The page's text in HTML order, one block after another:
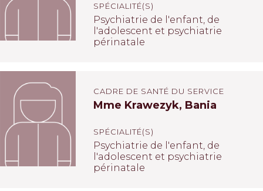
SPÉCIALITÉ(S)
Psychiatrie de l'enfant, de
l'adolescent et psychiatrie
périnatale
CADRE DE SANTÉ DU SERVICE
Mme Krawezyk, Bania
SPÉCIALITÉ(S)
Psychiatrie de l'enfant, de
l'adolescent et psychiatrie
périnatale